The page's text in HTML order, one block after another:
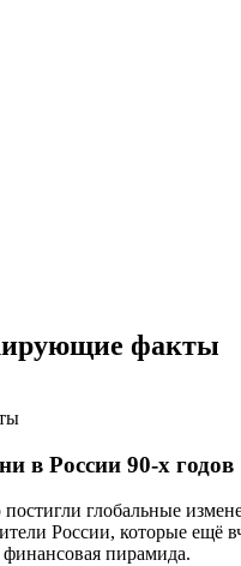
факты
в России 90-х годов
постигли глобальные
России, которые
пирамида.